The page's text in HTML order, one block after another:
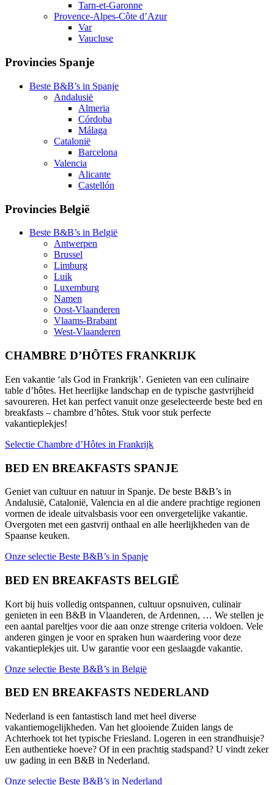
Tarn-et-Garonne
Provence-Alpes-Côte d’Azur
Var
Vaucluse
Provincies Spanje
Beste B&B’s in Spanje
Andalusië
Almeria
Córdoba
Málaga
Catalonië
Barcelona
Valencia
Alicante
Castellón
Provincies België
Beste B&B’s in België
Antwerpen
Brussel
Limburg
Luik
Luxemburg
Namen
Oost-Vlaanderen
Vlaams-Brabant
West-Vlaanderen
CHAMBRE D’HÔTES FRANKRIJK
Een vakantie ‘als God in Frankrijk’. Genieten van een culinaire
table d’hôtes. Het heerlijke landschap en de typische gastvrijheid
savoureren. Het kan perfect vanuit onze geselecteerde beste bed en
breakfasts – chambre d’hôtes. Stuk voor stuk perfecte
vakantieplekjes!
Selectie Chambre d’Hôtes in Frankrijk
BED EN BREAKFASTS SPANJE
Geniet van cultuur en natuur in Spanje. De beste B&B’s in
Andalusië, Catalonië, Valencia en al die andere prachtige regionen
vormen de ideale uitvalsbasis voor een onvergetelijke vakantie.
Overgoten met een gastvrij onthaal en alle heerlijkheden van de
Spaanse keuken.
Onze selectie Beste B&B’s in Spanje
BED EN BREAKFASTS BELGIË
Kort bij huis volledig ontspannen, cultuur opsnuiven, culinair
genieten in een B&B in Vlaanderen, de Ardennen, … We stellen je
een aantal pareltjes voor die aan onze strenge criteria voldoen. Vele
anderen gingen je voor en spraken hun waardering voor deze
vakantieplekjes uit. Uw garantie voor een geslaagde vakantie.
Onze selectie Beste B&B’s in België
BED EN BREAKFASTS NEDERLAND
Nederland is een fantastisch land met heel diverse
vakantiemogelijkheden. Van het glooiende Zuiden langs de
Achterhoek tot het typische Friesland. Logeren in een strandhuisje?
Een authentieke hoeve? Of in een prachtig stadspand? U vindt zeker
uw gading in een B&B in Nederland.
Onze selectie Beste B&B’s in Nederland